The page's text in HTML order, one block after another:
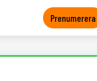
Prenumerera